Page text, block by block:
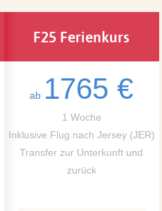
F25 Ferienkurs
ab 1765 €
1 Woche
Inklusive Flug nach Jersey (JER)
Transfer zur Unterkunft und
zurück